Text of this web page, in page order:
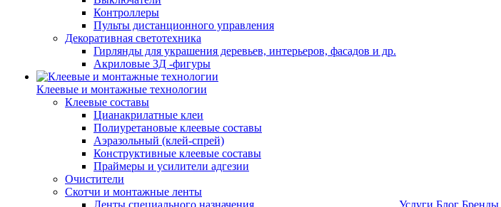
Контроллеры
Пульты дистанционного управления
Декоративная светотехника
Гирлянды для украшения деревьев, интерьеров, фасадов и др.
Акриловые 3Д -фигуры
Клеевые и монтажные технологии
Клеевые составы
Цианакрилатные клеи
Полиуретановые клеевые составы
Аэразольный (клей-спрей)
Конструктивные клеевые составы
Праймеры и усилители адгезии
Очистители
Скотчи и монтажные ленты
Ленты специального назначения
Услуги Блог Бренды